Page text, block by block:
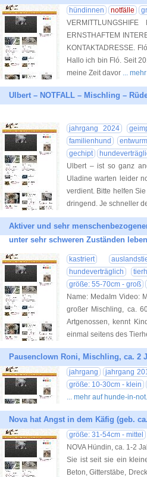
hündinnen notfälle
ERNSTHAFTEM
KONTAKTADRESSE.
Hallo ich bin Fló. Seit
meine Zeit davor ...
Ulbert – NOTFALL – Mischling –
jahrgang 2024
familienhund
gechipt
Ulbert – ist so ganz
Uladine warten leider
verdient. Bitte helfen
dringend. Je schneller
Aktiver und sehr
unter sehr schweren Zuständen
kastriert
hundeverträglich
größe: 55-70cm - groß
Name: MedaIm Video:
großer Mischling, ca.
Artgenossen, kennt
einmal seitens des
Pausenclown Roni, Mischling, ca. 2
jahrgang jahrgang
größe: 10-30cm - klein
... mehr auf hunde-in-
Nova hat Angst in dem Käfig (geb.
größe: 31-54cm - mittel
NOVA Hündin, ca. 1-2
Sie ist seit sie ein
Beton, Gitterstäbe,